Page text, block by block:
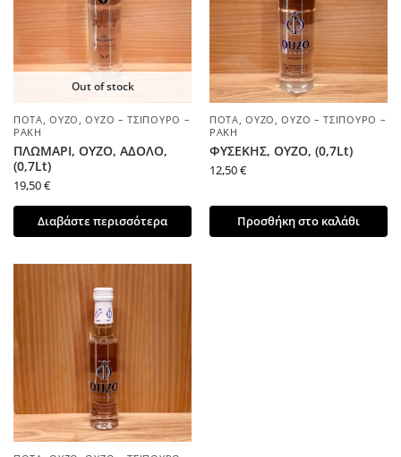
Out of stock
ΠΟΤΆ,ΟΎΖΟ ,ΟΎΖΟ – ΤΣΊΠΟΥΡΟ –
ΡΑΚΉ
ΠΛΩΜΑΡΙ, ΟΥΖΟ, ΑΔΟΛΟ,
(0,7Lt)
19,50€
Διαβάστε περισσότερα
ΠΟΤΆ,ΟΎΖΟ ,ΟΎΖΟ – ΤΣΊΠΟΥΡΟ –
ΡΑΚΉ
ΦΥΣΕΚΗΣ, ΟΥΖΟ, (0,7Lt)
12,50€
Προσθήκη στο καλάθι